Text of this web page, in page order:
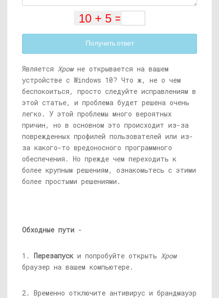
Получить ответ
Является Хромне открывается на вашем
устройстве с Windows 10? Что ж, не о чем
беспокоиться, просто следуйте исправлениям в
этой статье, и проблема будет решена очень
легко. У этой проблемы много вероятных
причин, но в основном это происходит из-за
поврежденных профилей пользователей или из-
за какого-то вредоносного программного
обеспечения. Но прежде чем переходить к
более крупным решениям, ознакомьтесь с этими
более простыми решениями.
Обходные пути -
1. Перезапуски попробуйте открыть Хром
браузер на вашем компьютере.
2. Временно отключите антивирус и брандмауэр